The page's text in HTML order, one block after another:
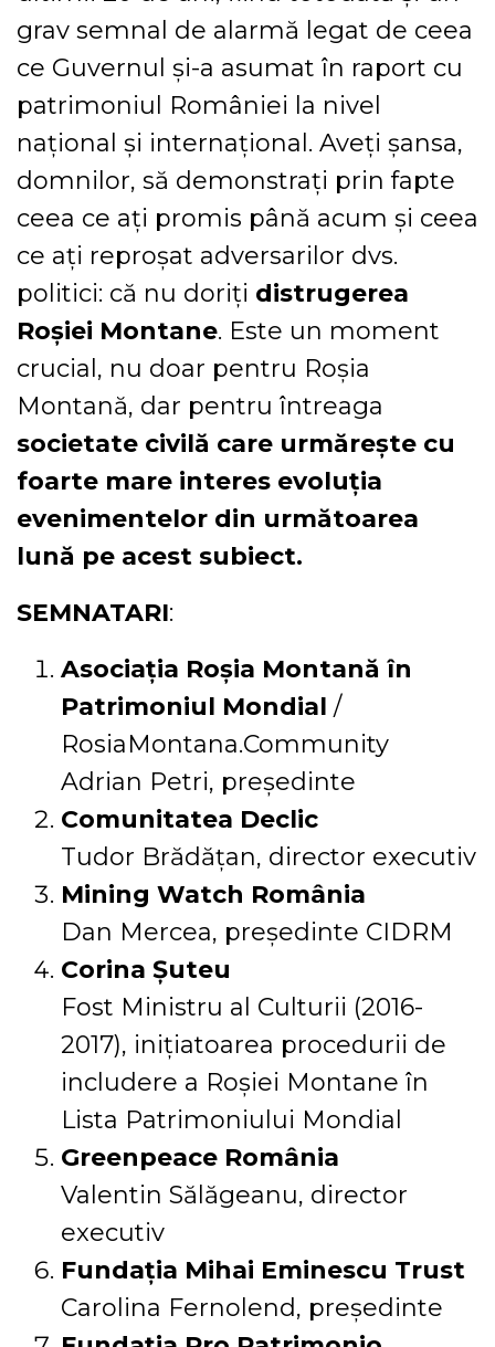
grav semnal de alarmă legat de ceea
ce Guvernul și-a asumat în raport cu
patrimoniul României la nivel
național și internațional. Aveți șansa,
domnilor, să demonstrați prin fapte
ceea ce ați promis până acum și ceea
ce ați reproșat adversarilor dvs.
politici: că nu doriți distrugerea
Roșiei Montane. Este un moment
crucial, nu doar pentru Roșia
Montană, dar pentru întreaga
societate civilă care urmărește cu
foarte mare interes evoluția
evenimentelor din următoarea
lună pe acest subiect.
SEMNATARI:
Asociația Roșia Montană în
Patrimoniul Mondial /
RosiaMontana.Community
Adrian Petri, președinte
Comunitatea Declic
Tudor Brădățan, director executiv
Mining Watch România
Dan Mercea, președinte CIDRM
Corina Șuteu
Fost Ministru al Culturii (2016-
2017), inițiatoarea procedurii de
includere a Roșiei Montane în
Lista Patrimoniului Mondial
Greenpeace România
Valentin Sălăgeanu, director
executiv
Fundația Mihai Eminescu Trust
Carolina Fernolend, președinte